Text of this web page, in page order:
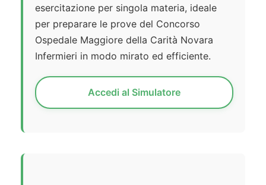
esercitazione per singola materia, ideale
per preparare le prove del Concorso
Ospedale Maggiore della Carità Novara
Infermieri in modo mirato ed efficiente.
Accedi al Simulatore